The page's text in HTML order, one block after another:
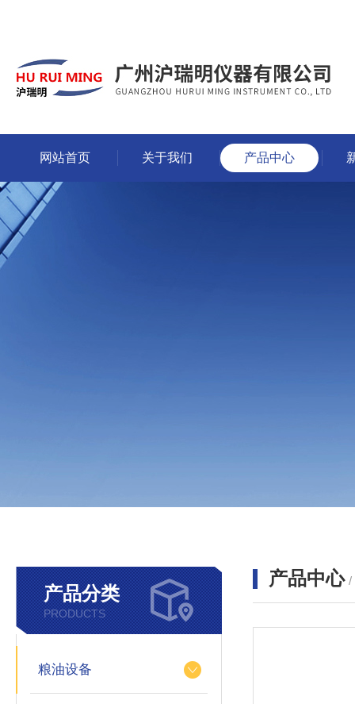
网站首页 关于我们 产品中心
产品分类
PRODUCTS
粮油设备
产品中心 /